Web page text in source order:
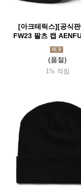
[아크테릭스][공식
FW23 팔츠 캡
(품절)
1% 적립